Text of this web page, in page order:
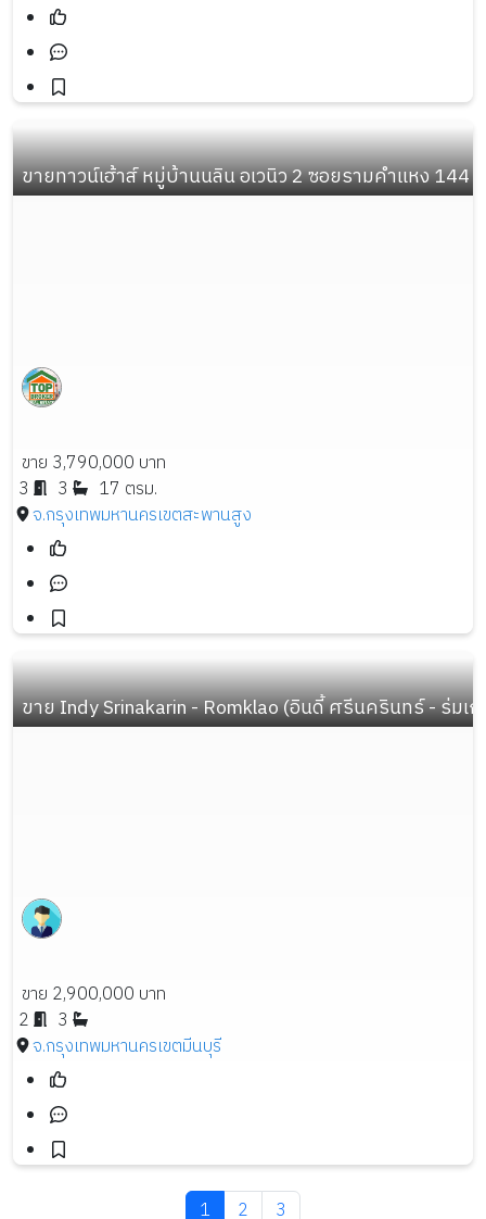
ขายทาวน์เฮ้าส์ หมู่บ้านนลิน อเวนิว 2 ซอยรามคำแหง 144
ขาย 3,790,000 บาท
3
3
17 ตรม.
จ.กรุงเทพมหานครเขตสะพานสูง
ขาย Indy Srinakarin - Romklao (อินดี้ ศรีนครินทร์ - ร่มเ
ขาย 2,900,000 บาท
2
3
จ.กรุงเทพมหานครเขตมีนบุรี
1 2 3